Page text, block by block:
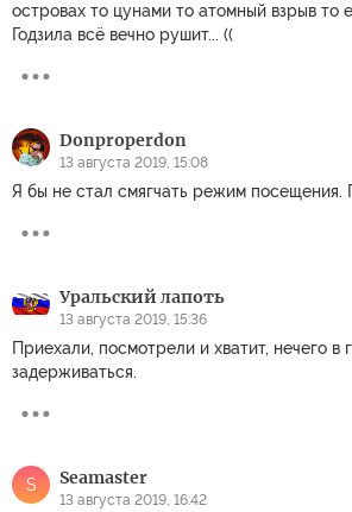
островах то цунами то атомный взрыв то
Годзила всё вечно рушит... ((
Donproperdon
13 августа 2019, 15:08
Я бы не стал смягчать режим посещения.
Уральский лапоть
13 августа 2019, 15:36
Приехали, посмотрели и хватит, нечего в
задерживаться.
S Seamaster
13 августа 2019, 16:42